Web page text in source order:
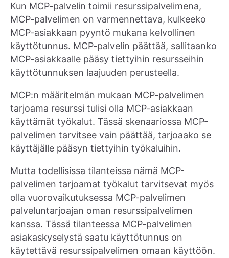
Kun MCP-palvelin toimii resurssipalvelimena,
MCP-palvelimen on varmennettava, kulkeeko
MCP-asiakkaan pyyntö mukana kelvollinen
käyttötunnus. MCP-palvelin päättää, sallitaanko
MCP-asiakkaalle pääsy tiettyihin resursseihin
käyttötunnuksen laajuuden perusteella.
MCP:n määritelmän mukaan MCP-palvelimen
tarjoama resurssi tulisi olla MCP-asiakkaan
käyttämät työkalut. Tässä skenaariossa MCP-
palvelimen tarvitsee vain päättää, tarjoaako se
käyttäjälle pääsyn tiettyihin työkaluihin.
Mutta todellisissa tilanteissa nämä MCP-
palvelimen tarjoamat työkalut tarvitsevat myös
olla vuorovaikutuksessa MCP-palvelimen
palveluntarjoajan oman resurssipalvelimen
kanssa. Tässä tilanteessa MCP-palvelimen
asiakaskyselystä saatu käyttötunnus on
käytettävä resurssipalvelimen omaan käyttöön.